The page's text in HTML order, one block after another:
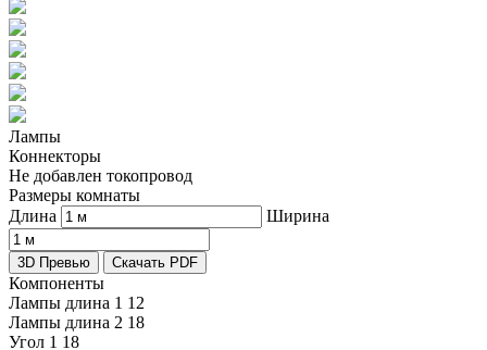
Лампы
Коннекторы
Не добавлен токопровод
Размеры комнаты
Длина
Ширина
3D Превью Скачать PDF
Компоненты
Лампы длина 1 12
Лампы длина 2 18
Угол 1 18